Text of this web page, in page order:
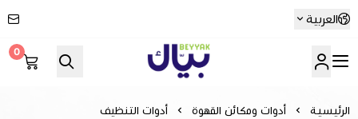
العربية
Beyyak
0
الرئيسية أدوات ومكائن القهوة أدوات التنظيف